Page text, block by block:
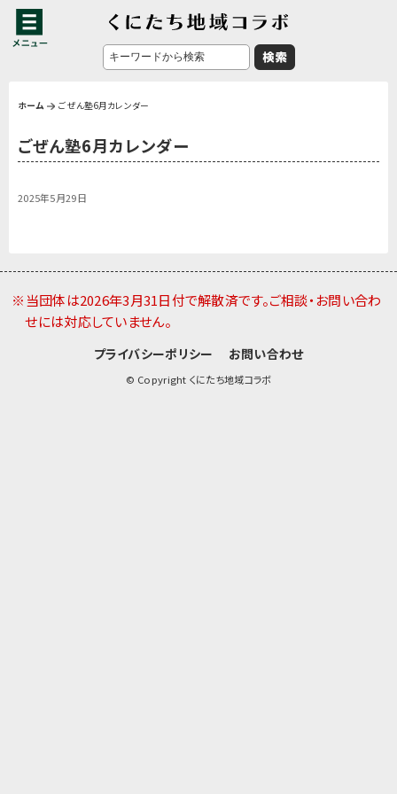
ホーム ごぜん塾6月カレンダー
ごぜん塾6月カレンダー
2025年5月29日
※当団体は2026年3月31日付で解散済です。ご相談・お問い合わ
せには対応していません。
プライバシーポリシー お問い合わせ
© Copyright くにたち地域コラボ